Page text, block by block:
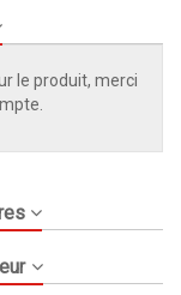
le produit, merci